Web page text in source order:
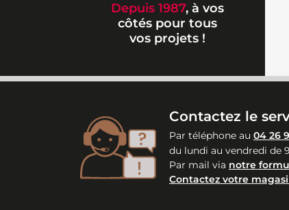
Depuis 1987, à vos
côtés pour tous
vos projets !
Contactez le
Par téléphone au 04 26
du lundi au vendredi de
Par mail via notre
Contactez votre